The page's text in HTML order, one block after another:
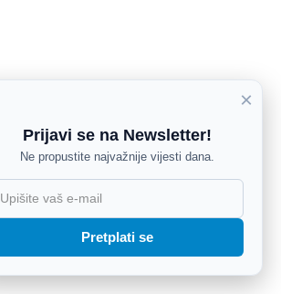
×
Prijavi se na Newsletter!
Ne propustite najvažnije vijesti dana.
Pretplati se